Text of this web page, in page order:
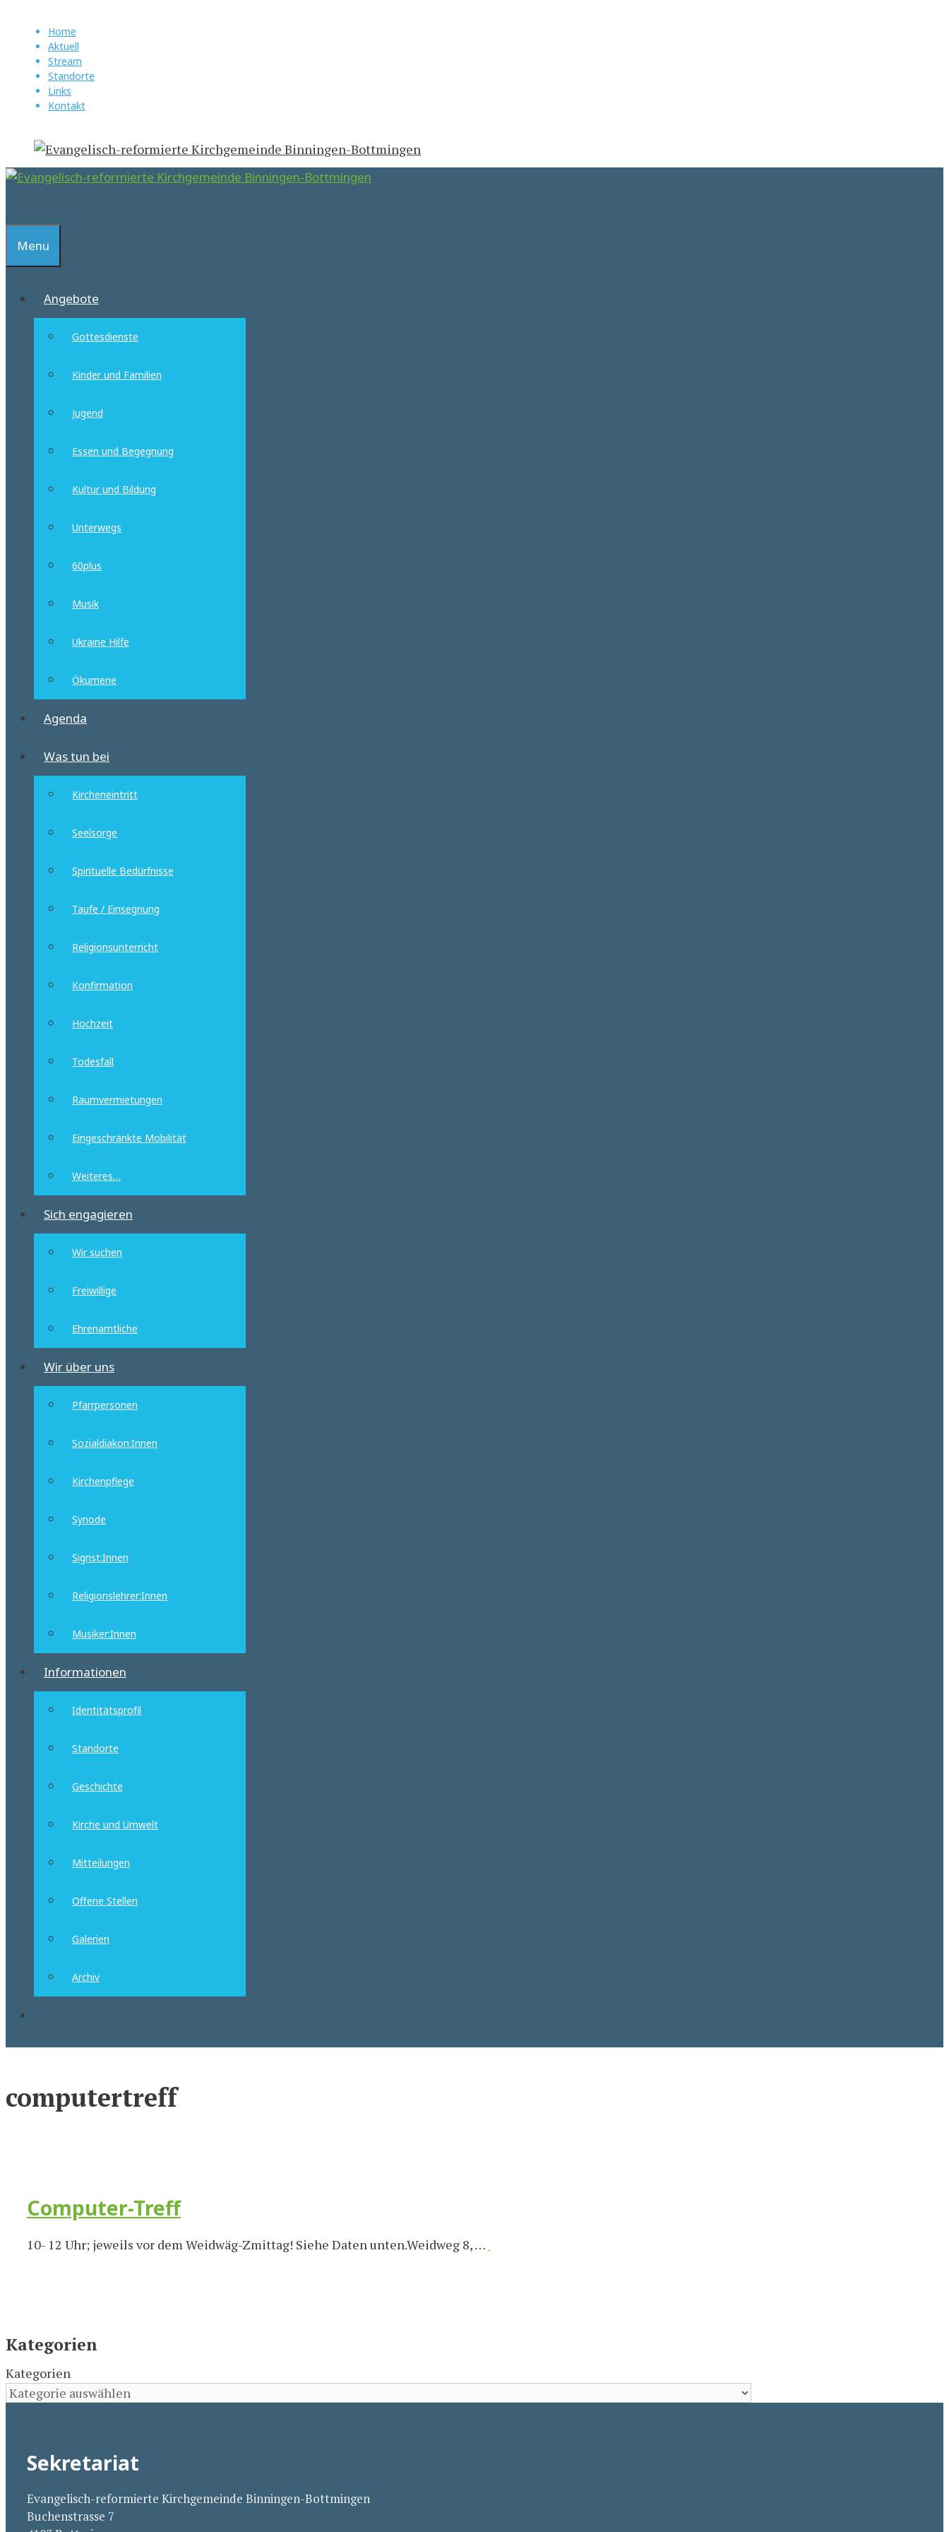
Inhalt
Home
Aktuell
Stream
Standorte
Links
Kontakt
Menu
Angebote
Gottesdienste
Kinder und Familien
Jugend
Essen und Begegnung
Kultur und Bildung
Unterwegs
60plus
Musik
Ukraine Hilfe
Ökumene
Agenda
Was tun bei
Kircheneintritt
Seelsorge
Spirituelle Bedürfnisse
Taufe / Einsegnung
Religionsunterricht
Konfirmation
Hochzeit
Todesfall
Raumvermietungen
Eingeschränkte Mobilität
Weiteres…
Sich engagieren
Wir suchen
Freiwillige
Ehrenamtliche
Wir über uns
Pfarrpersonen
Sozialdiakon:Innen
Kirchenpflege
Synode
Sigrist:Innen
Religionslehrer:Innen
Musiker:Innen
Informationen
Identitätsprofil
Standorte
Geschichte
Kirche und Umwelt
Mitteilungen
Offene Stellen
Galerien
Archiv
computertreff
Computer-Treff
10- 12 Uhr; jeweils vor dem Weidwäg-Zmittag! Siehe Daten unten.Weidweg 8, …
Kategorien
Kategorien
Sekretariat
Evangelisch-reformierte Kirchgemeinde Binningen-Bottmingen
Buchenstrasse 7